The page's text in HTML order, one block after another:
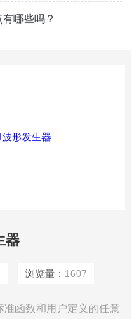
哪些吗？
器
浏览量： 1607
准​函​数​和​用​户​定​义​的​任​意​